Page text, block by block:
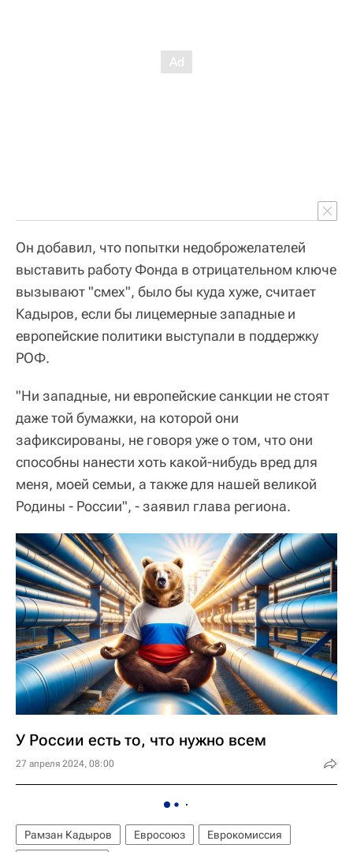
Он добавил, что попытки недоброжелателей
выставить работу Фонда в отрицательном ключе
вызывают "смех", было бы куда хуже, считает
Кадыров, если бы лицемерные западные и
европейские политики выступали в поддержку
РОФ.
"Ни западные, ни европейские санкции не стоят
даже той бумажки, на которой они
зафиксированы, не говоря уже о том, что они
способны нанести хоть какой-нибудь вред для
меня, моей семьи, а также для нашей великой
Родины - России", - заявил глава региона.
У России есть то, что нужно всем
27 апреля 2024, 08:00
Рамзан Кадыров Евросоюз
Еврокомиссия